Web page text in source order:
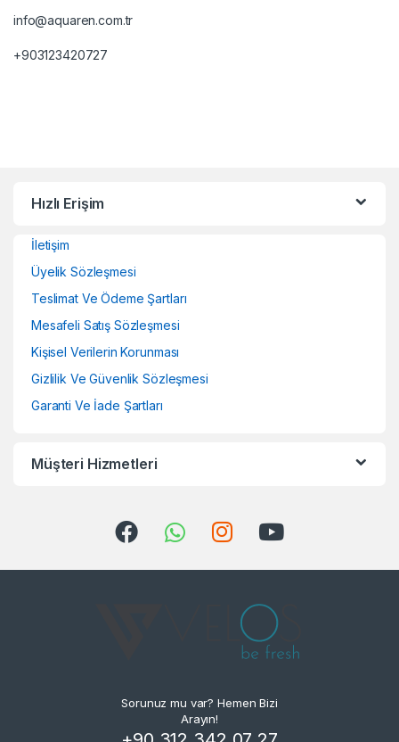
info@aquaren.com.tr
+903123420727
Hızlı Erişim
İletişim
Üyelik Sözleşmesi
Teslimat Ve Ödeme Şartları
Mesafeli Satış Sözleşmesi
Kişisel Verilerin Korunması
Gizlilik Ve Güvenlik Sözleşmesi
Garanti Ve İade Şartları
Müşteri Hizmetleri
Sorunuz mu var? Hemen Bizi
Arayın!